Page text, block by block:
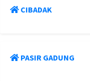
CIBADAK
PASIR GADUNG